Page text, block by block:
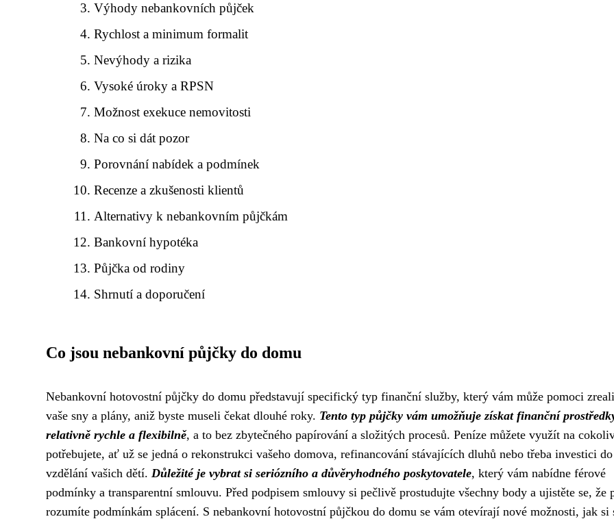
Výhody nebankovních půjček
Rychlost a minimum formalit
Nevýhody a rizika
Vysoké úroky a RPSN
Možnost exekuce nemovitosti
Na co si dát pozor
Porovnání nabídek a podmínek
Recenze a zkušenosti klientů
Alternativy k nebankovním půjčkám
Bankovní hypotéka
Půjčka od rodiny
Shrnutí a doporučení
Co jsou nebankovní půjčky do domu
Nebankovní hotovostní půjčky do domu představují specifický typ finanční služby, který vám může pomoci
vaše sny a plány, aniž byste museli čekat dlouhé roky. Tento typ půjčky vám umožňuje získat finanční
relativně rychle a flexibilně, a to bez zbytečného papírování a složitých procesů. Peníze můžete využít na
potřebujete, ať už se jedná o rekonstrukci vašeho domova, refinancování stávajících dluhů nebo třeba investici do
vzdělání vašich dětí. Důležité je vybrat si seriózního a důvěryhodného poskytovatele, který vám nabídne férové
podmínky a transparentní smlouvu. Před podpisem smlouvy si pečlivě prostudujte všechny body a ujistěte se, že
rozumíte podmínkám splácení. S nebankovní hotovostní půjčkou do domu se vám otevírají nové možnosti, jak si